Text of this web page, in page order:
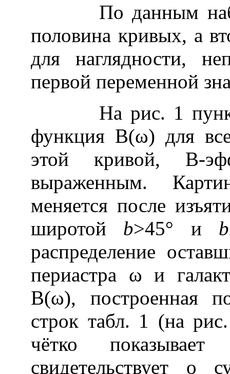
По данным
половина кривых, а
для наглядности,
первой переменной
На рис. 1
функция В(ω) для
этой кривой, В-
выраженным.
меняется после
широтой b>45° и b
распределение
периастра ω и
В(ω), построенная
строк табл. 1 (на
чётко
свидетельствует о